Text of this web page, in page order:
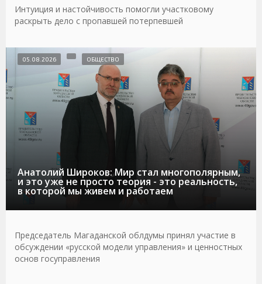
Интуиция и настойчивость помогли участковому
раскрыть дело с пропавшей потерпевшей
Анатолий Широков: Мир стал многополярным,
и это уже не просто теория - это реальность,
в которой мы живем и работаем
05.08.2026 ОБЩЕСТВО
Председатель Магаданской облдумы принял участие в
обсуждении «русской модели управления» и ценностных
основ госуправления